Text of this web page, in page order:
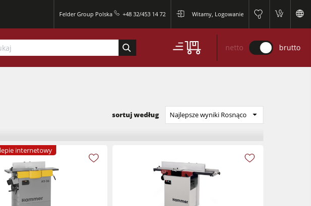
Felder Group Polska +48 32/453 14 72 Witamy, Logowanie 0
0
netto brutto
sortuj według Najlepsze wyniki Rosnąco
internetowy